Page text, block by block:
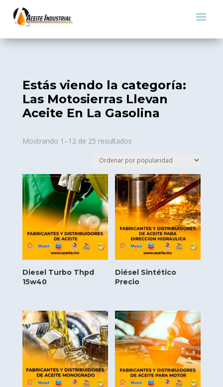
Estás viendo la categoría:
Las Motosierras Llevan
Aceite En La Gasolina
Mostrando 1–12 de 25 resultadosSorted
popularity
Diesel Turbo Thpd
15w40
Diésel Sintético
Precio